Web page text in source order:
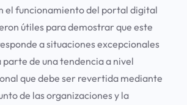
el funcionamiento del portal digital
útiles para demostrar que este
a situaciones excepcionales
de una tendencia a nivel
que debe ser revertida mediante
de las organizaciones y la